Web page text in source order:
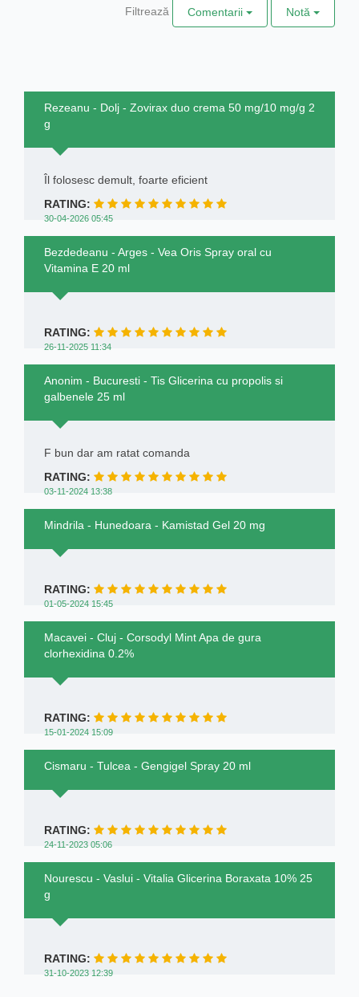
Filtrează Comentarii Notă
Rezeanu - Dolj - Zovirax duo crema 50 mg/10 mg/g 2
g
Îl folosesc demult, foarte eficient
RATING:
30-04-2026 05:45
Bezdedeanu - Arges - Vea Oris Spray oral cu
Vitamina E 20 ml
RATING:
26-11-2025 11:34
Anonim - Bucuresti - Tis Glicerina cu propolis si
galbenele 25 ml
F bun dar am ratat comanda
RATING:
03-11-2024 13:38
Mindrila - Hunedoara - Kamistad Gel 20 mg
RATING:
01-05-2024 15:45
Macavei - Cluj - Corsodyl Mint Apa de gura
clorhexidina 0.2%
RATING:
15-01-2024 15:09
Cismaru - Tulcea - Gengigel Spray 20 ml
RATING:
24-11-2023 05:06
Nourescu - Vaslui - Vitalia Glicerina Boraxata 10% 25
g
RATING:
31-10-2023 12:39